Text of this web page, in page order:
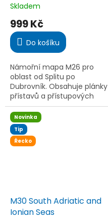
Průměrné
hodnocení
produktu
je
5,0
5
hvězdiček.
Skladem
999 Kč
Do košíku
Námořní mapa M26 pro
oblast od Splitu po
Dubrovník. Obsahuje plánky
přístavů a přístupových
tras – ideální pro plavbu na
plachetnici či motoráku.
Novinka
Tip
Řecko
M30 South Adriatic and
Ionian Seas